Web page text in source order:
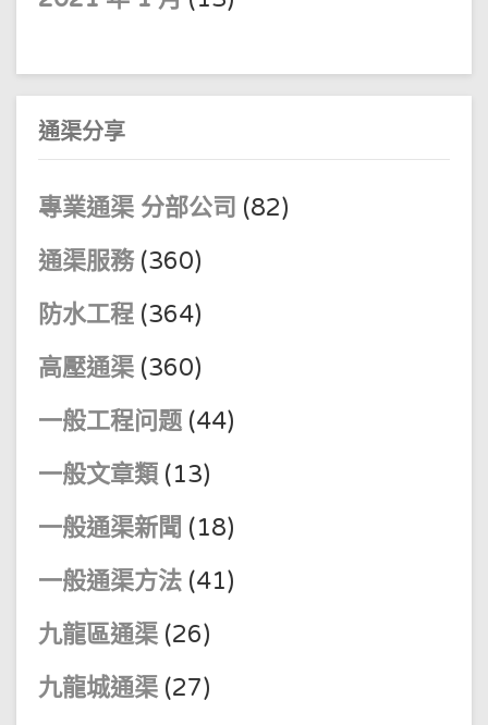
通渠分享
專業通渠 分部公司 (82)
通渠服務 (360)
防水工程 (364)
高壓通渠 (360)
一般工程问题 (44)
一般文章類 (13)
一般通渠新聞 (18)
一般通渠方法 (41)
九龍區通渠 (26)
九龍城通渠 (27)